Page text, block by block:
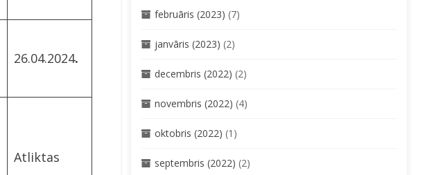
26.04.2024.
Atliktas
februāris (2023) (7)
janvāris (2023) (2)
decembris (2022) (2)
novembris (2022) (4)
oktobris (2022) (1)
septembris (2022) (2)